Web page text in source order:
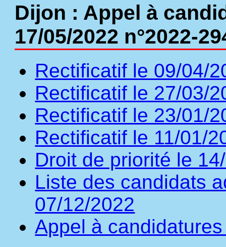
Dijon : Appel à
17/05/2022 n°2022-
Rectificatif le 09/04/
Rectificatif le 27/03/
Rectificatif le 23/01/
Rectificatif le 11/01/
Droit de priorité le
Liste des candidats
07/12/2022
Appel à